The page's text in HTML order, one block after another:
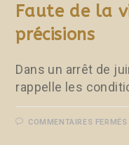
Faute de la
précisions
Dans un arrêt de
rappelle les
COMMENTAIRES FERMÉS